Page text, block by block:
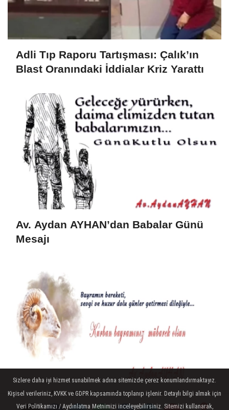
Adli Tıp Raporu Tartışması: Çalık’ın
Blast Oranındaki İddialar Kriz Yarattı
Av. Aydan AYHAN’dan Babalar Günü
Mesajı
Av. Aydan AYHAN’dan Kurban
Sizlere daha iyi hizmet sunabilmek adına sitemizde çerez konumlandırmaktayız.
Kişisel verileriniz, KVKK ve GDPR kapsamında toplanıp işlenir. Detaylı bilgi almak için
Veri Politikamızı / Aydınlatma Metnimizi inceleyebilirsiniz. Sitemizi kullanarak,